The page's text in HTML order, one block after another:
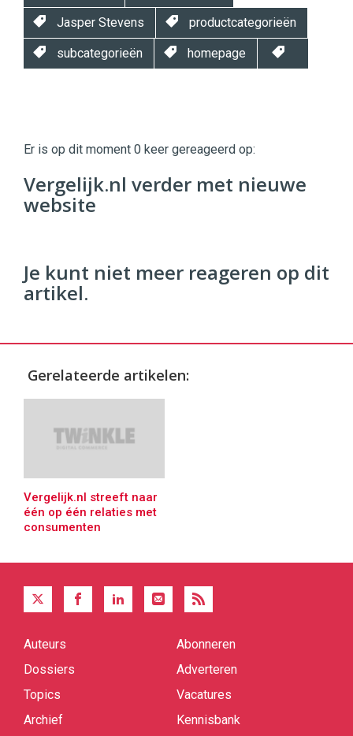
Jasper Stevens productcategorieën
subcategorieën homepage
|
Digital
Commerce https://twinklemagazine.nl
9654
Er is op dit moment 0 keer gereageerd op:
Vergelijk.nl verder met nieuwe
website
Je kunt niet meer reageren op dit
artikel.
Gerelateerde artikelen:
Vergelijk.nl streeft naar
één op één relaties met
consumenten
Quick
Auteurs
Dossiers
Topics
Archief
Abonneren
Adverteren
Vacatures
Kennisbank